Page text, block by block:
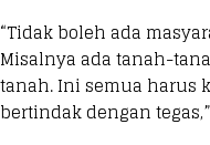
“Tidak boleh ada
Misalnya ada tanah-
tanah. Ini semua harus
bertindak dengan